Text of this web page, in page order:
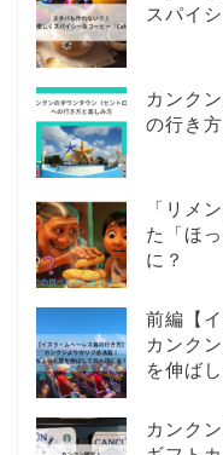
スパイ
カンク
の行き
「リメ
た「ほ
に？
前編【
カンク
を伸ば
カンク